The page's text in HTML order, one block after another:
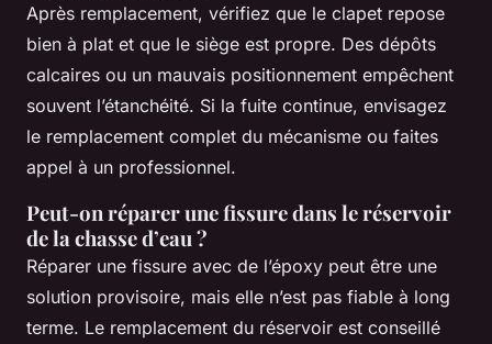
Après remplacement, vérifiez que le clapet repose
bien à plat et que le siège est propre. Des dépôts
calcaires ou un mauvais positionnement empêchent
souvent l’étanchéité. Si la fuite continue, envisagez
le remplacement complet du mécanisme ou faites
appel à un professionnel.
Peut-on réparer une fissure dans le réservoir
de la chasse d’eau ?
Réparer une fissure avec de l’époxy peut être une
solution provisoire, mais elle n’est pas fiable à long
terme. Le remplacement du réservoir est conseillé